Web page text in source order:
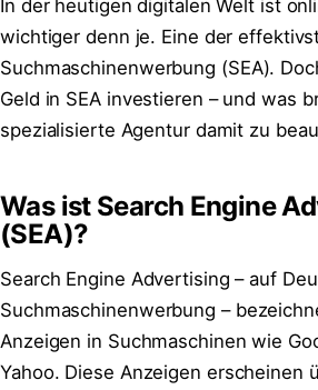
In der heutigen digitalen Welt ist
wichtiger denn je. Eine der
Suchmaschinenwerbung (SEA).
Geld in SEA investieren – und was
spezialisierte Agentur damit zu
Was ist Search Engine
(SEA)?
Search Engine Advertising – auf
Suchmaschinenwerbung –
Anzeigen in Suchmaschinen wie
Yahoo. Diese Anzeigen erscheinen